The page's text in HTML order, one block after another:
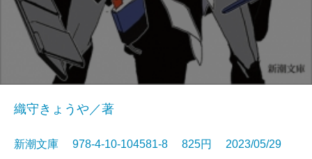
織守きょうや／著
新潮文庫 978-4-10-104581-8 825円 2023/05/29